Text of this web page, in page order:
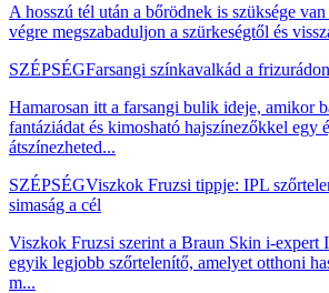
A hosszú tél után a bőrödnek is szüksége
végre megszabaduljon a szürkeségtől és
SZÉPSÉGFarsangi színkavalkád a frizurádon
Hamarosan itt a farsangi bulik ideje, amikor
fantáziádat és kimosható hajszínezőkkel egy
átszínezheted...
SZÉPSÉGViszkok Fruzsi tippje: IPL
simaság a cél
Viszkok Fruzsi szerint a Braun Skin i-expert
egyik legjobb szőrtelenítő, amelyet otthoni
m...